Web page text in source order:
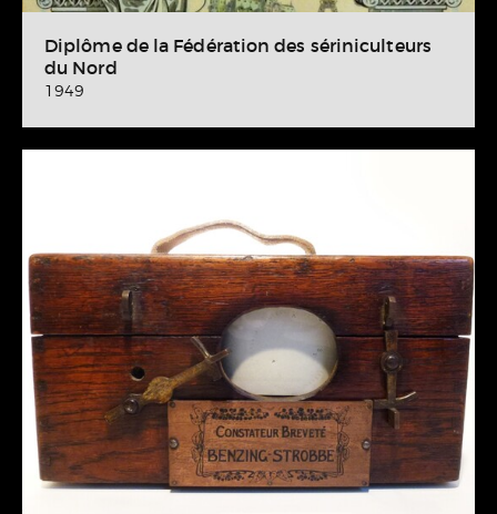
Diplôme de la Fédération des sériniculteurs
du Nord
1949